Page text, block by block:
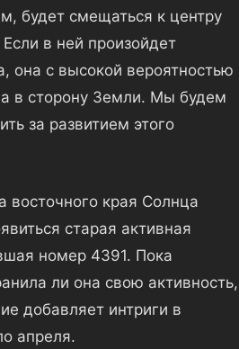
будет смещаться к центру
в ней произойдет
она с высокой вероятностью
в сторону Земли. Мы будем
за развитием этого
восточного края Солнца
старая активная
номер 4391. Пока
ли она свою активность,
добавляет интриги в
апреля.